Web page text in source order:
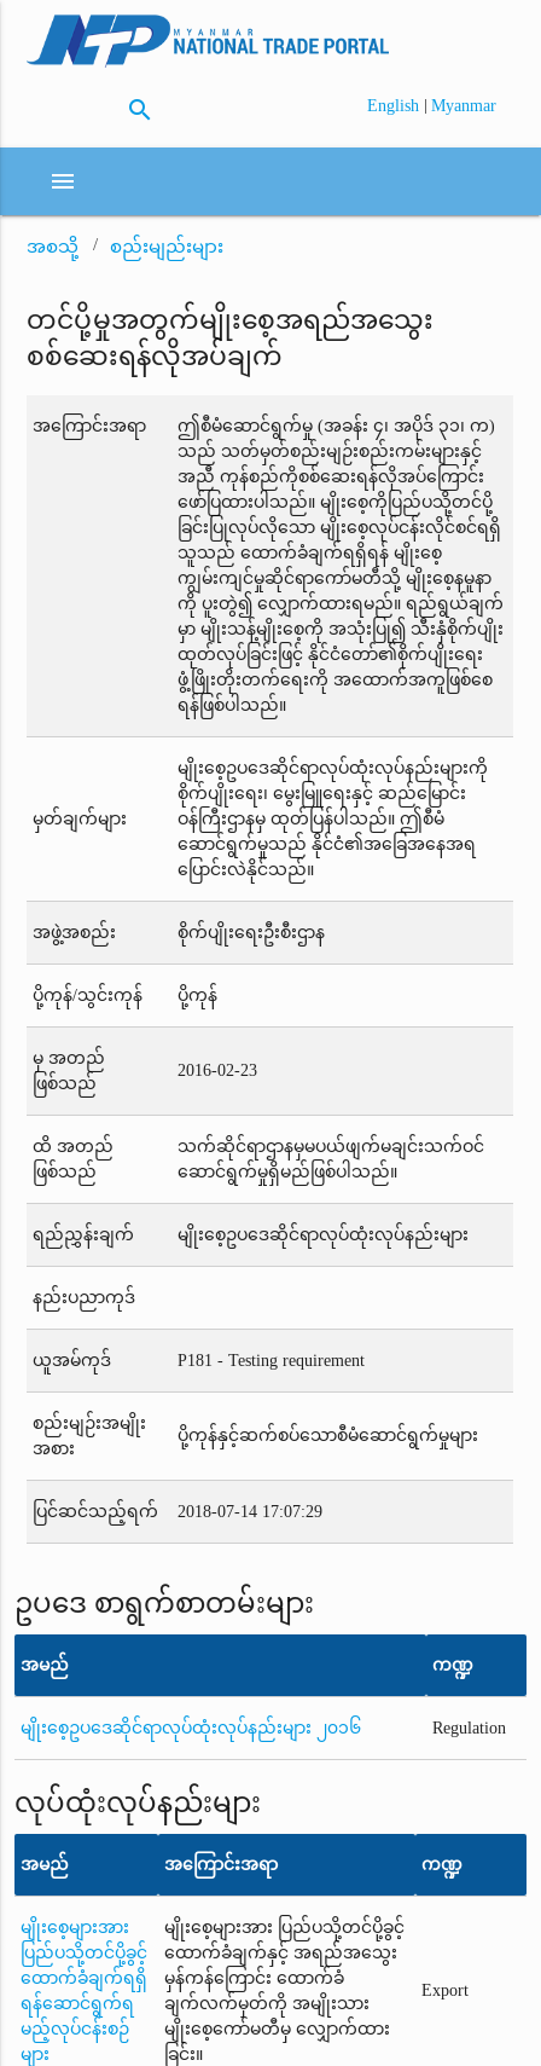
search English | Myanmar
menu
အစသို့ စည်းမျည်းများ
တင်ပို့မှုအတွက်မျိုးစေ့အရည်အသွေး
စစ်ဆေးရန်လိုအပ်ချက်
အကြောင်းအရာ
ဤစီမံဆောင်ရွက်မှု (အခန်း ၄၊ အပိုဒ် ၃၁၊ က)
သည် သတ်မှတ်စည်းမျဉ်းစည်းကမ်းများနှင့်
အညီ ကုန်စည်ကိုစစ်ဆေးရန်လိုအပ်ကြောင်း
ဖော်ပြထားပါသည်။ မျိုးစေ့ကိုပြည်ပသို့တင်ပို့
ခြင်းပြုလုပ်လိုသော မျိုးစေ့လုပ်ငန်းလိုင်စင်ရရှိ
သူသည် ထောက်ခံချက်ရရှိရန် မျိုးစေ့
ကျွမ်းကျင်မှုဆိုင်ရာကော်မတီသို့ မျိုးစေ့နမူနာ
ကို ပူးတွဲ၍ လျှောက်ထားရမည်။ ရည်ရွယ်ချက်
မှာ မျိုးသန့်မျိုးစေ့ကို အသုံးပြု၍ သီးနှံစိုက်ပျိုး
ထုတ်လုပ်ခြင်းဖြင့် နိုင်ငံတော်၏စိုက်ပျိုးရေး
ဖွံ့ဖြိုးတိုးတက်ရေးကို အထောက်အကူဖြစ်စေ
ရန်ဖြစ်ပါသည်။
မှတ်ချက်များ
မျိုးစေ့ဥပဒေဆိုင်ရာလုပ်ထုံးလုပ်နည်းများကို
စိုက်ပျိုးရေး၊ မွေးမြူရေးနှင့် ဆည်မြောင်း
ဝန်ကြီးဌာနမှ ထုတ်ပြန်ပါသည်။ ဤစီမံ
ဆောင်ရွက်မှုသည် နိုင်ငံ၏အခြေအနေအရ
ပြောင်းလဲနိုင်သည်။
အဖွဲ့အစည်း စိုက်ပျိုးရေးဦးစီးဌာန
ပို့ကုန်/သွင်းကုန် ပို့ကုန်
မှ အတည်
ဖြစ်သည်
2016-02-23
ထိ အတည်
ဖြစ်သည်
သက်ဆိုင်ရာဌာနမှမပယ်ဖျက်မချင်းသက်ဝင်
ဆောင်ရွက်မှုရှိမည်ဖြစ်ပါသည်။
ရည်ညွှန်းချက် မျိုးစေ့ဥပဒေဆိုင်ရာလုပ်ထုံးလုပ်နည်းများ
နည်းပညာကုဒ်
ယူအမ်ကုဒ် P181 - Testing requirement
စည်းမျဉ်းအမျိုး
အစား
ပို့ကုန်နှင့်ဆက်စပ်သောစီမံဆောင်ရွက်မှုများ
ပြင်ဆင်သည့်ရက် 2018-07-14 17:07:29
ဥပဒေ စာရွက်စာတမ်းများ
အမည် ကဏ္ဍ
မျိုးစေ့ဥပဒေဆိုင်ရာလုပ်ထုံးလုပ်နည်းများ ၂၀၁၆ Regulation
လုပ်ထုံးလုပ်နည်းများ
အမည် အကြောင်းအရာ ကဏ္ဍ
မျိုးစေ့များအား
ပြည်ပသို့တင်ပို့ခွင့်
ထောက်ခံချက်ရရှိ
ရန်ဆောင်ရွက်ရ
မည့်လုပ်ငန်းစဉ်
များ
မျိုးစေ့များအား ပြည်ပသို့တင်ပို့ခွင့်
ထောက်ခံချက်နှင့် အရည်အသွေး
မှန်ကန်ကြောင်း ထောက်ခံ
ချက်လက်မှတ်ကို အမျိုးသား
မျိုးစေ့ကော်မတီမှ လျှောက်ထား
ခြင်း။
Export